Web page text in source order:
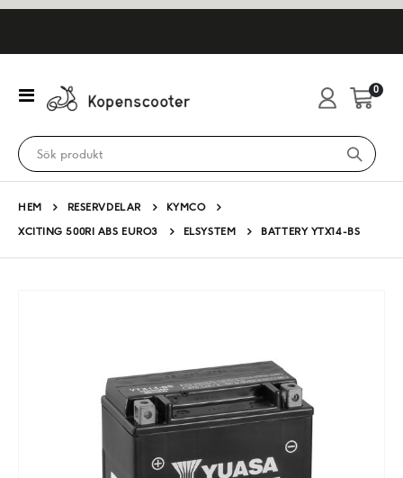
Växla
Nav
Cart
0
HEM RESERVDELAR
KYMCO
XCITING 500RI ABS EURO3
ELSYSTEM BATTERY YTX14-BS